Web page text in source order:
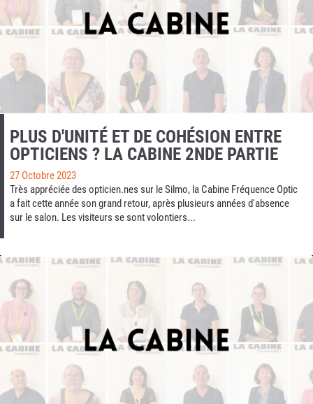
PLUS D'UNITÉ ET DE COHÉSION ENTRE
OPTICIENS ? LA CABINE 2NDE PARTIE
27 Octobre 2023
Très appréciée des opticien.nes sur le Silmo, la Cabine Fréquence Optic
a fait cette année son grand retour, après plusieurs années d'absence
sur le salon. Les visiteurs se sont volontiers...